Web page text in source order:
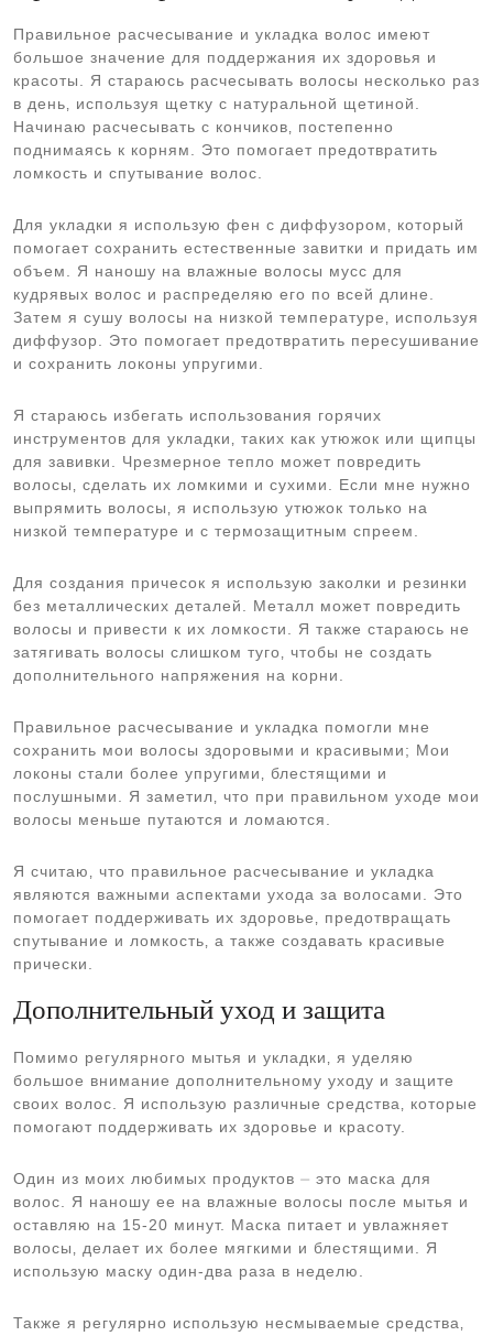
Правильное расчесывание и укладка волос имеют
большое значение для поддержания их здоровья и
красоты. Я стараюсь расчесывать волосы несколько раз
в день‚ используя щетку с натуральной щетиной.
Начинаю расчесывать с кончиков‚ постепенно
поднимаясь к корням. Это помогает предотвратить
ломкость и спутывание волос.
Для укладки я использую фен с диффузором‚ который
помогает сохранить естественные завитки и придать им
объем. Я наношу на влажные волосы мусс для
кудрявых волос и распределяю его по всей длине.
Затем я сушу волосы на низкой температуре‚ используя
диффузор. Это помогает предотвратить пересушивание
и сохранить локоны упругими.
Я стараюсь избегать использования горячих
инструментов для укладки‚ таких как утюжок или щипцы
для завивки. Чрезмерное тепло может повредить
волосы‚ сделать их ломкими и сухими. Если мне нужно
выпрямить волосы‚ я использую утюжок только на
низкой температуре и с термозащитным спреем.
Для создания причесок я использую заколки и резинки
без металлических деталей. Металл может повредить
волосы и привести к их ломкости. Я также стараюсь не
затягивать волосы слишком туго‚ чтобы не создать
дополнительного напряжения на корни.
Правильное расчесывание и укладка помогли мне
сохранить мои волосы здоровыми и красивыми; Мои
локоны стали более упругими‚ блестящими и
послушными. Я заметил‚ что при правильном уходе мои
волосы меньше путаются и ломаются.
Я считаю‚ что правильное расчесывание и укладка
являются важными аспектами ухода за волосами. Это
помогает поддерживать их здоровье‚ предотвращать
спутывание и ломкость‚ а также создавать красивые
прически.
Дополнительный уход и защита
Помимо регулярного мытья и укладки‚ я уделяю
большое внимание дополнительному уходу и защите
своих волос. Я использую различные средства‚ которые
помогают поддерживать их здоровье и красоту.
Один из моих любимых продуктов ⏤ это маска для
волос. Я наношу ее на влажные волосы после мытья и
оставляю на 15-20 минут. Маска питает и увлажняет
волосы‚ делает их более мягкими и блестящими. Я
использую маску один-два раза в неделю.
Также я регулярно использую несмываемые средства‚